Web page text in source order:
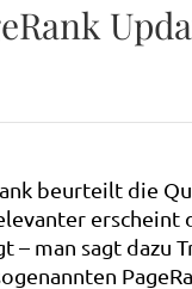
beurteilt die
erscheint
– man sagt dazu